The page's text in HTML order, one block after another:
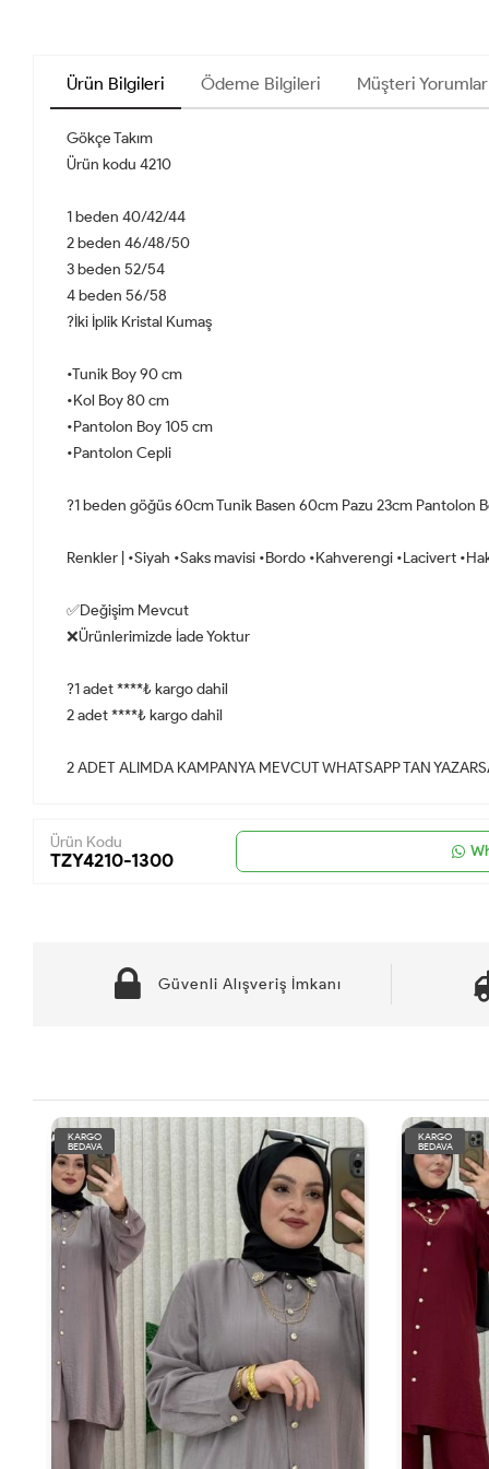
Ürün Bilgileri Ödeme Bilgileri Müşteri
Gökçe Takım
Ürün kodu 4210
1 beden 40/42/44
2 beden 46/48/50
3 beden 52/54
4 beden 56/58
?İki İplik Kristal Kumaş
•Tunik Boy 90 cm
•Kol Boy 80 cm
•Pantolon Boy 105 cm
•Pantolon Cepli
?1 beden göğüs 60cm Tunik Basen 60cm Pazu 23cm Pantolon
Renkler | •Siyah •Saks mavisi •Bordo •Kahverengi •Lacivert
✅Değişim Mevcut
❌Ürünlerimizde İade Yoktur
?1 adet ****₺ kargo dahil
2 adet ****₺ kargo dahil
2 ADET ALIMDA KAMPANYA MEVCUT WHATSAPP TAN
Ürün Kodu
TZY4210-1300
Güvenli Alışveriş İmkanı
BEDAVA